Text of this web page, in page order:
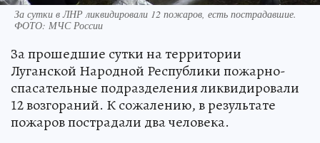
За сутки в ЛНР ликвидировали 12 пожаров, есть пострадавшие.
ФОТО: МЧС России
За прошедшие сутки на территории
Луганской Народной Республики пожарно-
спасательные подразделения ликвидировали
12 возгораний. К сожалению, в результате
пожаров пострадали два человека.